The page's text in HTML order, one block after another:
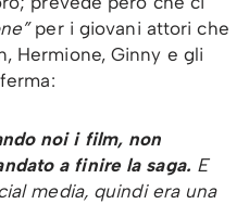
per i giovani attori che
Hermione, Ginny e gli
noi i film, non
a finire la saga. E
media, quindi era una